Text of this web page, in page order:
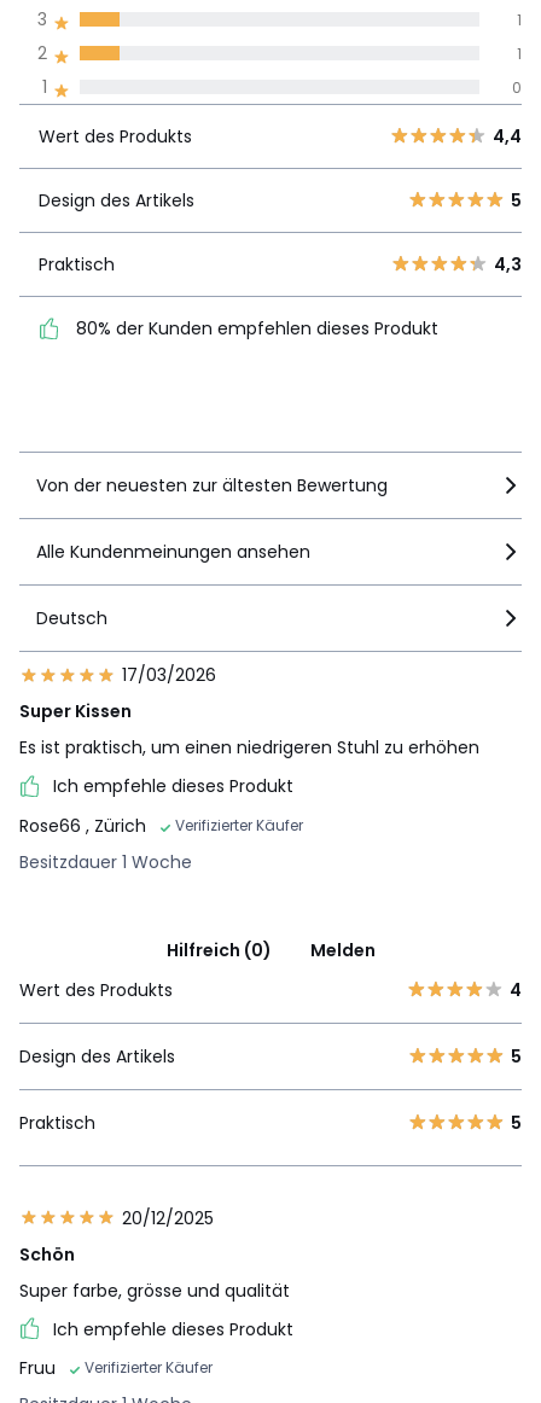
4
Wert des
5
80% der Kunden
1 0
2 1
3 1
Wert des Produkts 4,4
Design des Artikels 5
Praktisch 4,3
80% der Kunden empfehlen dieses Produkt
Von der neuesten zur ältesten Bewertung
Alle Kundenmeinungen ansehen
Deutsch
17/03/2026
Super Kissen
Es ist praktisch, um einen niedrigeren Stuhl zu erhöhen
Ich empfehle dieses Produkt
Rose66 , Zürich Verifizierter Käufer
Besitzdauer 1 Woche
Hilfreich (0)
Melden
Wert des Produkts
4
Design des Artikels 5
Praktisch 5
20/12/2025
Schön
Super farbe, grösse und qualität
Ich empfehle dieses Produkt
Fruu
Verifizierter Käufer